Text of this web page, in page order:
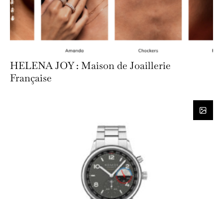
HELENA JOY : Maison de Joaillerie
Française